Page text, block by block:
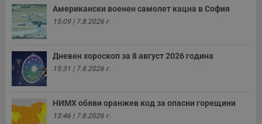
Американски военен самолет кацна в София
15:09 | 7.8.2026 г.
Дневен хороскоп за 8 август 2026 година
15:31 | 7.8.2026 г.
НИМХ обяви оранжев код за опасни горещини
13:46 | 7.8.2026 г.